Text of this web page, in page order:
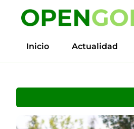
Inicio Actualidad